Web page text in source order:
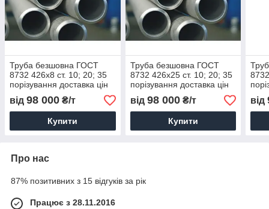
Труба безшовна ГОСТ
8732 426х8 ст. 10; 20; 35
порізування доставка цін
від 98 000 ₴/т
Купити
Труба безшовна ГОСТ
8732 426х25 ст. 10; 20; 35
порізування доставка цін
від 98 000₴/т
Купити
від
Про нас
87% позитивних з 15 відгуків за рік
Працює з 28.11.2016